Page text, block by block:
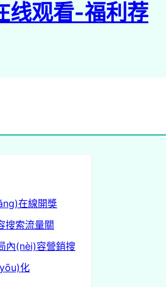
线观看-福利荐
在線開獎
搜索流量關
內(nèi)容營銷搜
化